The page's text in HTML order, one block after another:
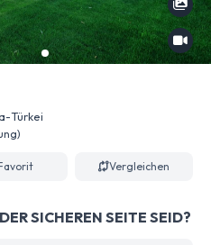
-Türkei
Vergleichen
SICHEREN SEITE SEID?